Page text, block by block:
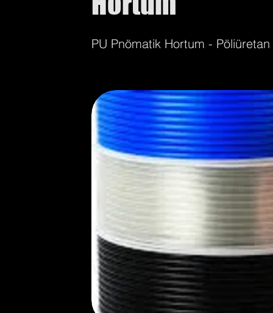
PU Pnömatik Hortum -